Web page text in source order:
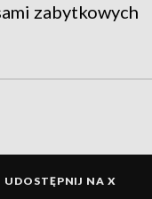
zabytkowych
UDOSTĘPNIJ NA X